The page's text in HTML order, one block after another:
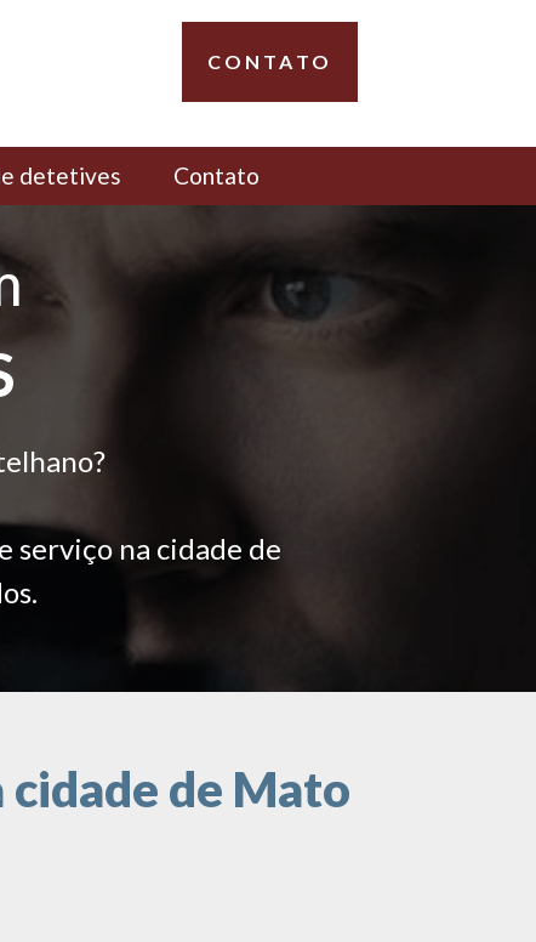
CONTATO
detetives Contato
serviço na cidade de
cidade de Mato